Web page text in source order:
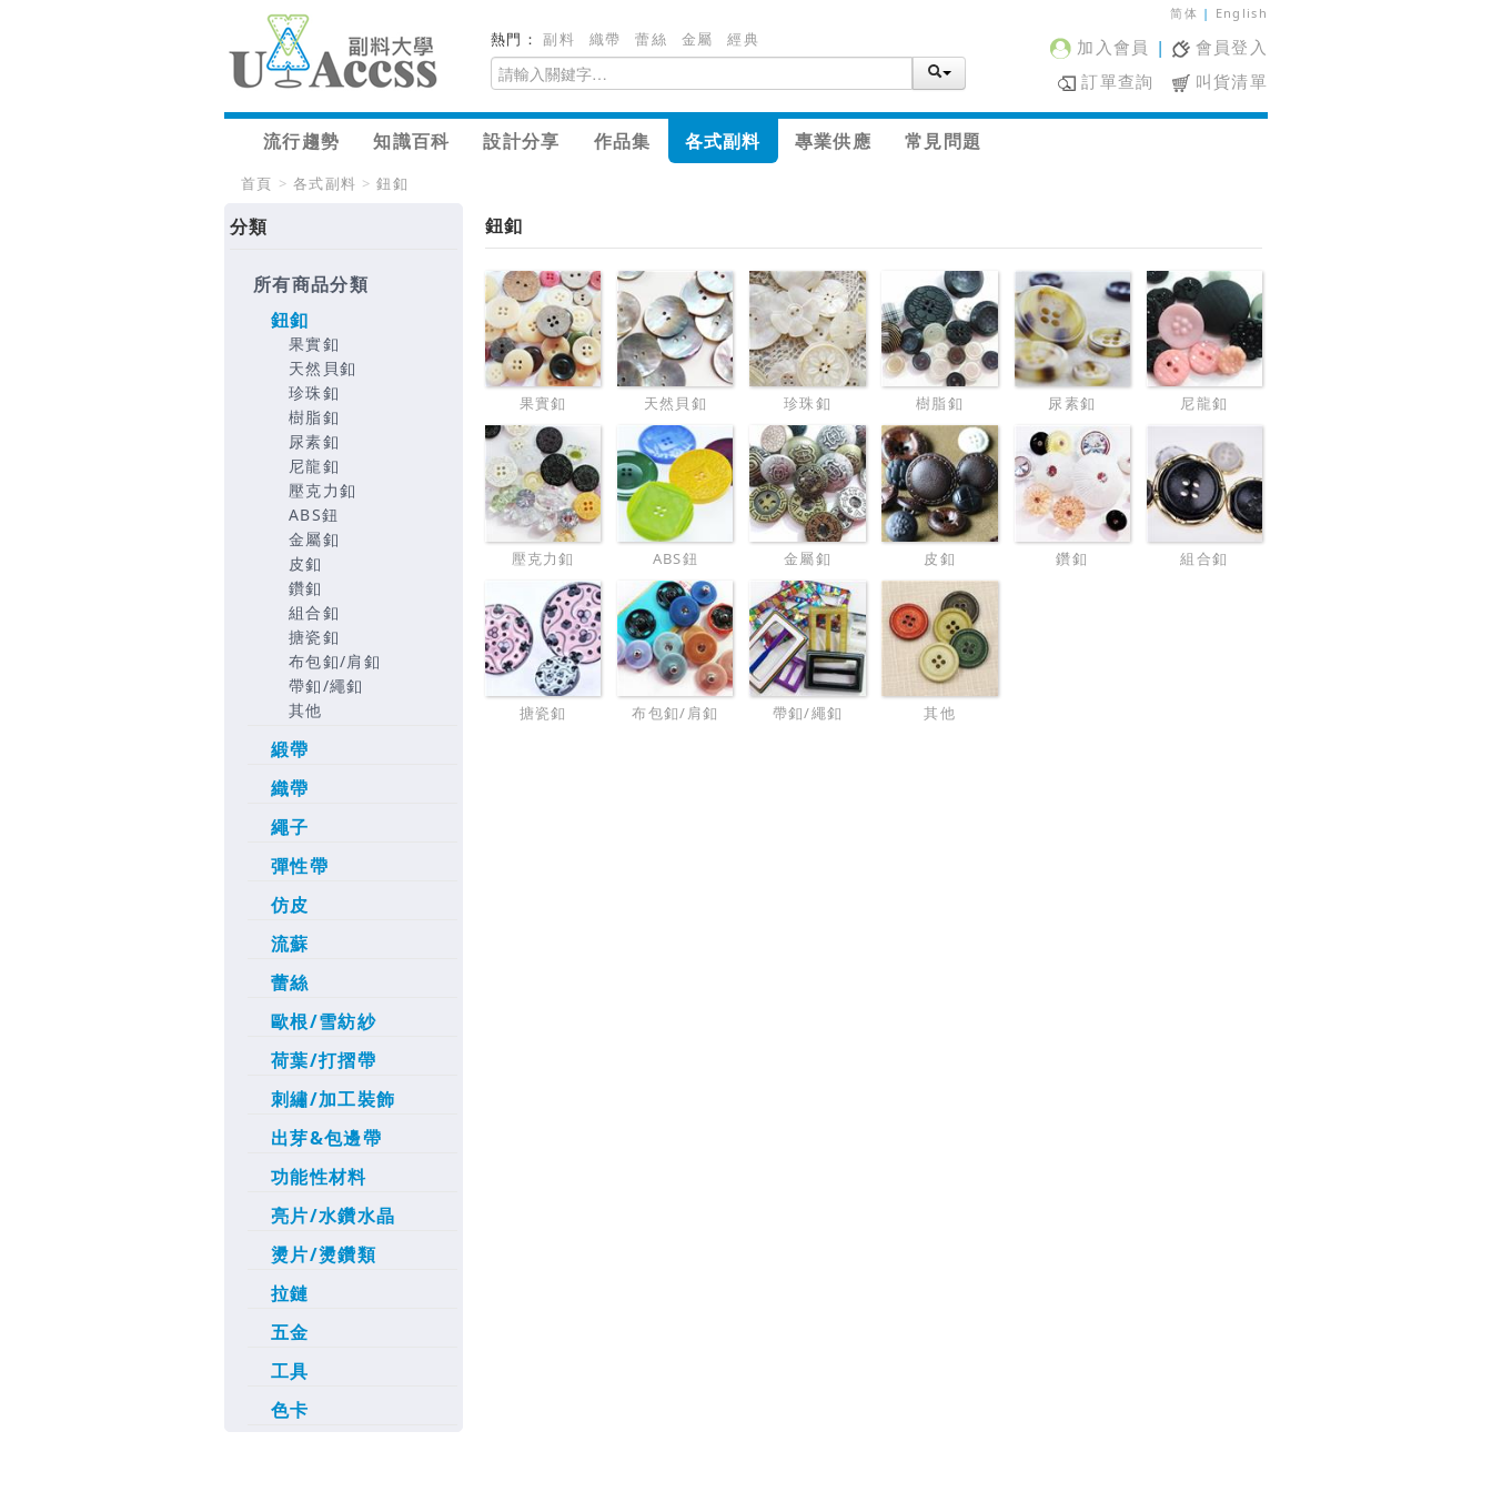
熱門：副料 織帶 蕾絲 金屬 經典
简体 | English
加入會員 |
會員登入
訂單查詢
叫貨清單
流行趨勢 知識百科 設計分享 作品集 各式副料 專業供應 常見問題
首頁 > 各式副料 > 鈕釦
分類
所有商品分類
鈕釦
果實釦
天然貝釦
珍珠釦
樹脂釦
尿素釦
尼龍釦
壓克力釦
ABS鈕
金屬釦
皮釦
鑽釦
組合釦
搪瓷釦
布包釦/肩釦
帶釦/繩釦
其他
緞帶
織帶
繩子
彈性帶
仿皮
流蘇
蕾絲
歐根/雪紡紗
荷葉/打摺帶
刺繡/加工裝飾
出芽&包邊帶
功能性材料
亮片/水鑽水晶
燙片/燙鑽類
拉鏈
五金
工具
色卡
鈕釦
果實釦 天然貝釦 珍珠釦 樹脂釦 尿素釦 尼龍釦
壓克力釦 ABS鈕 金屬釦 皮釦 鑽釦 組合釦
搪瓷釦 布包釦/肩釦 帶釦/繩釦 其他